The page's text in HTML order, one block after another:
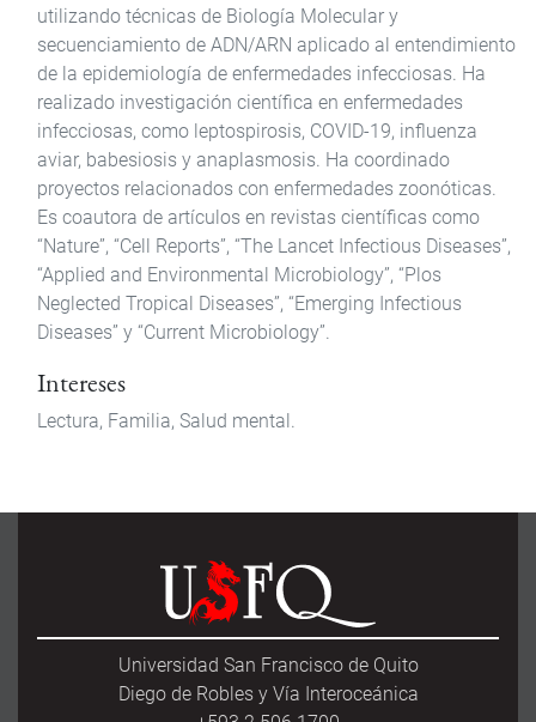
utilizando técnicas de Biología Molecular y
secuenciamiento de ADN/ARN aplicado al entendimiento
de la epidemiología de enfermedades infecciosas. Ha
realizado investigación científica en enfermedades
infecciosas, como leptospirosis, COVID-19, influenza
aviar, babesiosis y anaplasmosis. Ha coordinado
proyectos relacionados con enfermedades zoonóticas.
Es coautora de artículos en revistas científicas como
“Nature”, “Cell Reports”, “The Lancet Infectious Diseases”,
“Applied and Environmental Microbiology”, “Plos
Neglected Tropical Diseases”, “Emerging Infectious
Diseases” y “Current Microbiology”.
Intereses
Lectura, Familia, Salud mental.
Universidad San Francisco de Quito
Diego de Robles y Vía Interoceánica